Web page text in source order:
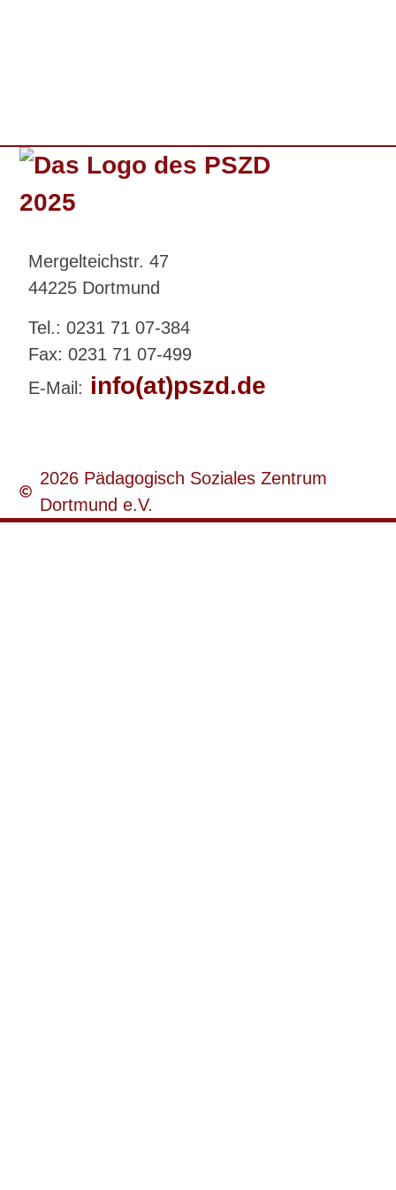
Mergelteichstr. 47
44225 Dortmund
Tel.: 0231 71 07-384
Fax: 0231 71 07-499
E-Mail: info(at)pszd.de
2026 Pädagogisch Soziales Zentrum
Dortmund e.V.